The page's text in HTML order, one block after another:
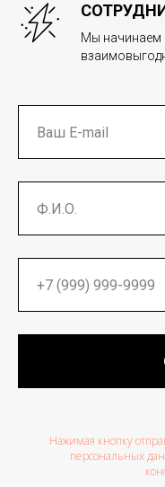
Мы начинаем
Нажимая кнопку
персональных